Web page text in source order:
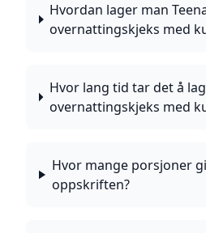
Hvordan lager man
overnattingskjeks med
Hvor lang tid tar det å
overnattingskjeks med
Hvor mange porsjoner
oppskriften?